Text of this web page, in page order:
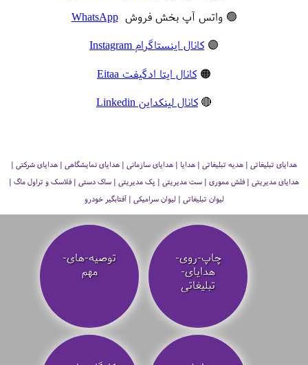
🟢 واتس آپ بخش فروشWhatsApp
🟣 کانال اینستاگرام Instagram
🟠 کانال ایتا ادگیفت Eitaa
🔴 کانال لینکداین Linkedin
هدایای تبلیغاتی | هدیه تبلیغاتی | هدایا | هدایای سازمانی | هدایای نمایشگاهی | هدایای شرکتی |
هدایای مدیریتی | فلش مموری | ست مدیریتی | پک مدیریتی | ساک دستی | فلاسک و تراول ماگ |
لیوان تبلیغاتی | لیوان سرامیکی | آفتابگیر خودرو
چاپ-روی-
هدایای-
تبلیغاتی
توصیه‌-های-
مهم